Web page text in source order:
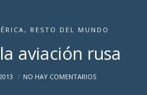
RESTO DEL MUNDO
aviación rusa
NO HAY COMENTARIOS